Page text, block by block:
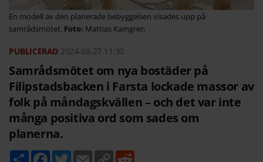
En modell av den planerade bebyggelsen visades upp på
samrådsmötet.
Mattias Kamgren
2024-08-27 11:30
Samrådsmötet om nya bostäder på
Filipstadsbacken i Farsta lockade massor av
folk på måndagskvällen – och det var inte
många positiva ord som sades om
planerna.
D F T E C